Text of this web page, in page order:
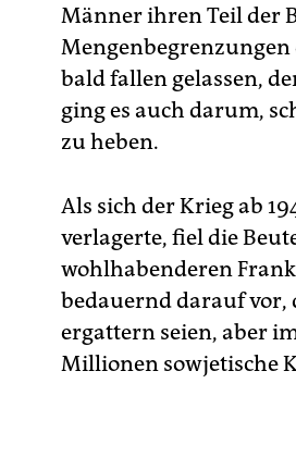
Männer ihren Teil der
bald fallen gelassen,
ging es auch darum,
zu heben.
Als sich der Krieg ab
verlagerte, fiel die
wohlhabenderen
bedauernd darauf vor,
ergattern seien, aber
Millionen sowjetische